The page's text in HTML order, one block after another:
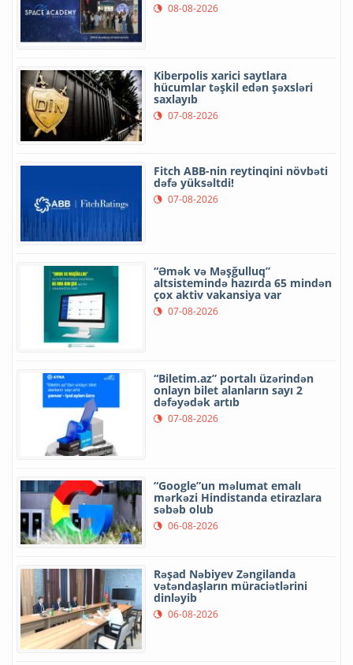
08-08-2026
Kiberpolis xarici saytlara
hücumlar təşkil edən şəxsləri
saxlayıb
07-08-2026
Fitch ABB-nin reytinqini növbəti
dəfə yüksəltdi!
07-08-2026
“Əmək və Məşğulluq”
altsistemində hazırda 65 mindən
çox aktiv vakansiya var
07-08-2026
“Biletim.az” portalı üzərindən
onlayn bilet alanların sayı 2
dəfəyədək artıb
07-08-2026
“Google”un məlumat emalı
mərkəzi Hindistanda etirazlara
səbəb olub
06-08-2026
Rəşad Nəbiyev Zəngilanda
vətəndaşların müraciətlərini
dinləyib
06-08-2026